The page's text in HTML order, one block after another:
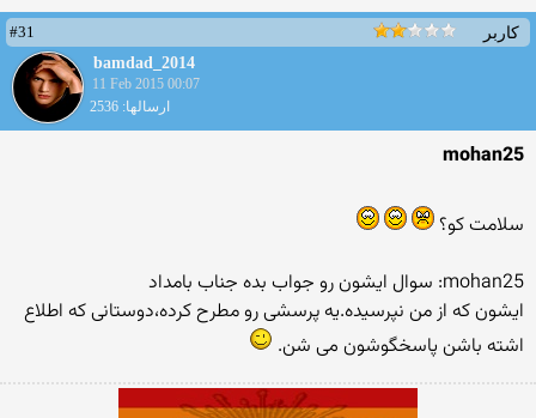
کاربر
#31
bamdad_2014
11 Feb 2015 00:07
ارسالها: 2536
mohan25
سلامت کو؟
mohan25: سوال ایشون رو جواب بده جناب بامداد
ایشون که از من نپرسیده.یه پرسشی رو مطرح کرده،دوستانی که اطلاع
اشته باشن پاسخگوشون می شن.